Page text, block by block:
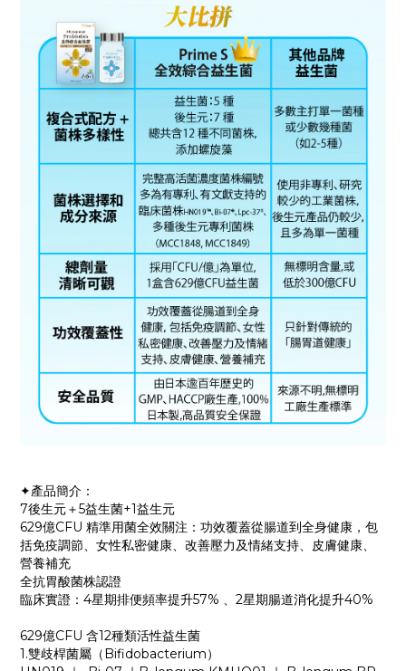
✦產品簡介：
7後生元＋5益生菌+1益生元
629億CFU 精準用菌全效關注：功效覆蓋從腸道到全身健康，包
括免疫調節、女性私密健康、改善壓力及情緒支持、皮膚健康、
營養補充
全抗胃酸菌株認證
臨床實證：4星期排便頻率提升57% 、2星期腸道消化提升40%
629億CFU 含12種類活性益生菌
1.雙歧桿菌屬（Bifidobacterium）